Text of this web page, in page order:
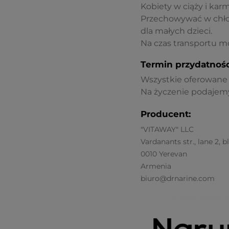
Kobiety w ciąży i
Przechowywać w
dla małych dzieci.
Na czas transportu
Termin
Wszystkie
Na życzenie
Producent:
"VITAWAY" LLC
Vardanants str., lane 2,
0010 Yerevan
Armenia
biuro@drnarine.com